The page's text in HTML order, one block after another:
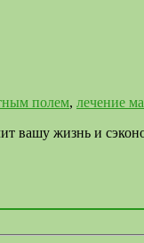
полем, лечение
вашу жизнь и